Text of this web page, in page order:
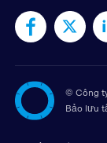
© Công
Bảo lưu